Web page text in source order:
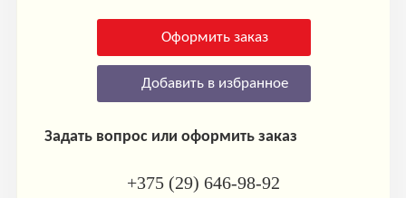
Оформить заказ
Добавить в избранное
Задать вопрос или оформить заказ
+375 (29) 646-98-92